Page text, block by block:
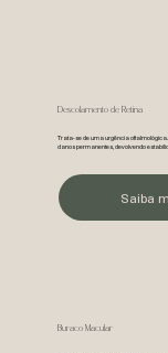
Descolamento de Retina
Trata-se de uma urgência
danos permanentes, devolvendo
Saiba
Buraco Macular